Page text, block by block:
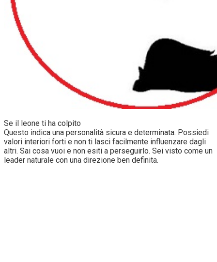
Se il leone ti ha colpito
Questo indica una personalità sicura e determinata. Possiedi
valori interiori forti e non ti lasci facilmente influenzare dagli
altri. Sai cosa vuoi e non esiti a perseguirlo. Sei visto come un
leader naturale con una direzione ben definita.